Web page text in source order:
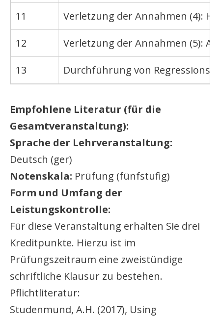
11 Verletzung der Annahmen (4):
12 Verletzung der Annahmen (5):
13 Durchführung von
Empfohlene Literatur (für die
Gesamtveranstaltung):
Sprache der Lehrveranstaltung:
Deutsch (ger)
Notenskala: Prüfung (fünfstufig)
Form und Umfang der
Leistungskontrolle:
Für diese Veranstaltung erhalten Sie drei
Kreditpunkte. Hierzu ist im
Prüfungszeitraum eine zweistündige
schriftliche Klausur zu bestehen.
Pflichtliteratur:
Studenmund, A.H. (2017), Using